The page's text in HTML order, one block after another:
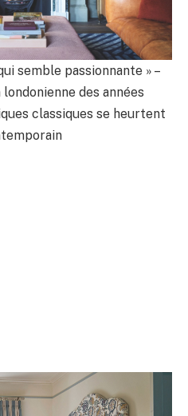
semble passionnante » –
des années
classiques se heurtent